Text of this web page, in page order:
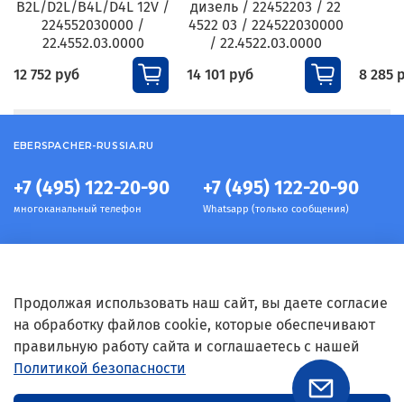
B2L/D2L/B4L/D4L 12V /
224552030000 /
22.4552.03.0000
12 752 руб
дизель / 22452203 / 22
4522 03 / 224522030000
/ 22.4522.03.0000
14 101 руб
8 285
Информация
Условия
+7 (495) 122-20-90
многоканальный телефон
+7 (495) 122-20-90
Whatsapp (только сообщения)
EBERSPACHER-RUSSIA.RU
Продолжая использовать наш сайт, вы даете согласие
на обработку файлов cookie, которые обеспечивают
правильную работу сайта и соглашаетесь с нашей
Политикой безопасности